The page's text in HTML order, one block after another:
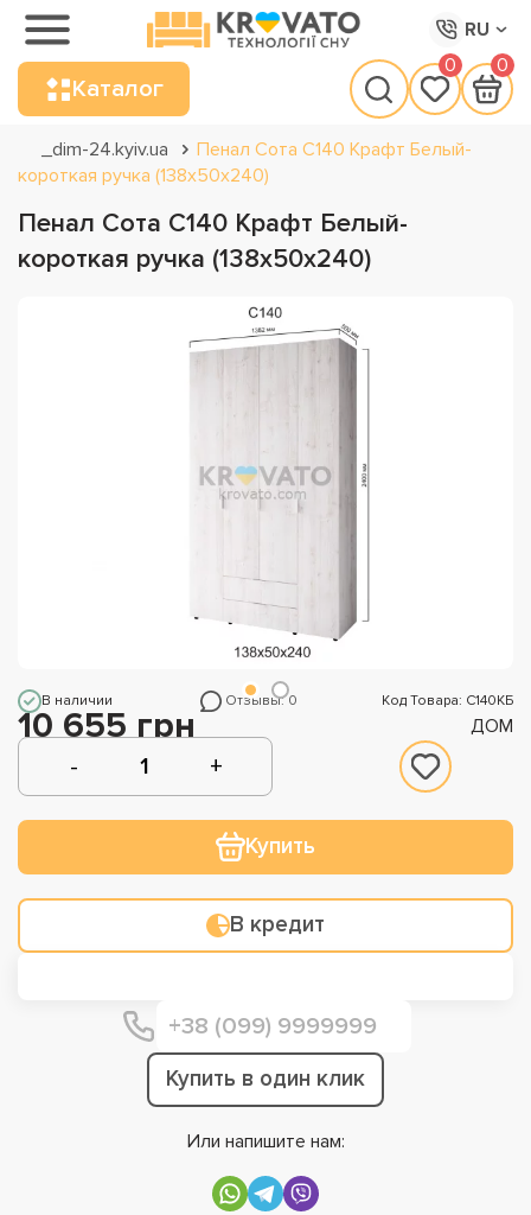
RU
Каталог
0 0
_dim-24.kyiv.ua
Пенал Сота С140 Крафт Белый-
короткая ручка (138х50х240)
Пенал Сота С140 Крафт Белый-
короткая ручка (138х50х240)
В наличии Отзывы: 0 Код Товара: С140КБ
10 655 грн ДОМ
Купить
В кредит
Купить в один клик
Или напишите нам: